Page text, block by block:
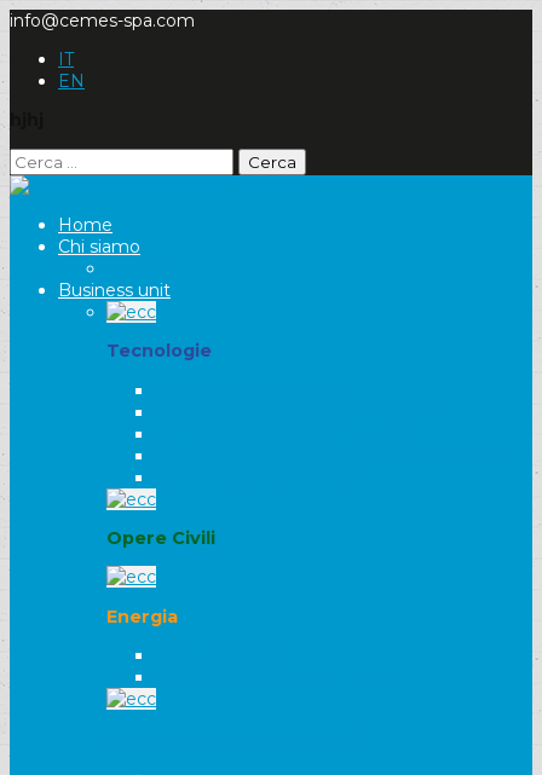
info@cemes-spa.com
IT
EN
Ricerca
per:
Home
Chi siamo
Business unit
Tecnologie
Opere Civili
Energia